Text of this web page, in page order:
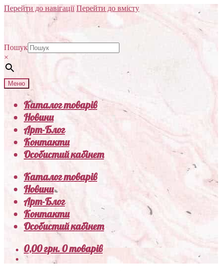
Перейти до навігації Перейти до вмісту
Пошук
×
Меню
Каталог товарів
Новини
Арт-Блог
Контакти
Особистий кабінет
Каталог товарів
Новини
Арт-Блог
Контакти
Особистий кабінет
0,00грн.0 товарів